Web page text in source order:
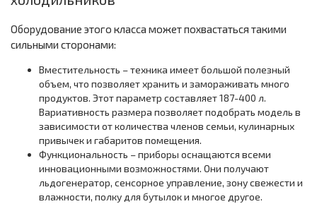
Оборудование этого класса может похвастаться такими
сильными сторонами:
Вместительность – техника имеет большой полезный
объем, что позволяет хранить и замораживать много
продуктов. Этот параметр составляет 187-400 л.
Вариативность размера позволяет подобрать модель в
зависимости от количества членов семьи, кулинарных
привычек и габаритов помещения.
Функциональность – приборы оснащаются всеми
инновационными возможностями. Они получают
льдогенератор, сенсорное управление, зону свежести и
влажности, полку для бутылок и многое другое.